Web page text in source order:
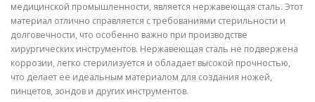
медицинской промышленности, является нержавеющая сталь. Этот
материал отлично справляется с требованиями стерильности и
долговечности, что особенно важно при производстве
хирургических инструментов. Нержавеющая сталь не подвержена
коррозии, легко стерилизуется и обладает высокой прочностью,
что делает ее идеальным материалом для создания ножей,
пинцетов, зондов и других инструментов.